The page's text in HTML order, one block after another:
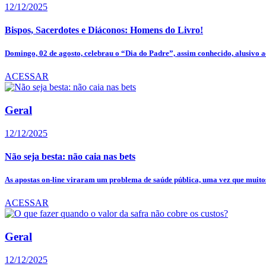
12/12/2025
Bispos, Sacerdotes e Diáconos: Homens do Livro!
Domingo, 02 de agosto, celebrau o “Dia do Padre”, assim conhecido, alusivo
ACESSAR
Geral
12/12/2025
Não seja besta: não caia nas bets
As apostas on-line viraram um problema de saúde pública, uma vez que
ACESSAR
Geral
12/12/2025